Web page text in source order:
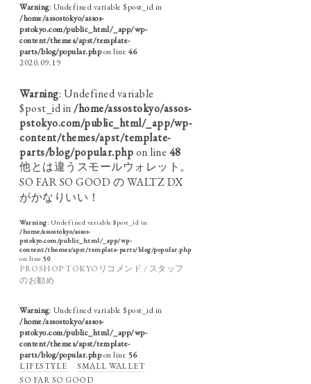
Warning: Undefined variable $post_id in
/home/assostokyo/assos-
pstokyo.com/public_html/_app/wp-
content/themes/apst/template-
parts/blog/popular.phpon line 46
2020.09.19
Warning: Undefined variable
$post_id in/home/assostokyo/assos-
pstokyo.com/public_html/_app/wp-
content/themes/apst/template-
parts/blog/popular.phpon line 48
他とは違うスモールウォレット。
SO FAR SO GOOD の WALTZ DX
がかなりいい！
Warning: Undefined variable $post_id in
/home/assostokyo/assos-
pstokyo.com/public_html/_app/wp-
content/themes/apst/template-parts/blog/popular.php
on line 50
PROSHOP TOKYOリコメンド / スタッフ
のお勧め
Warning: Undefined variable $post_id in
/home/assostokyo/assos-
pstokyo.com/public_html/_app/wp-
content/themes/apst/template-
parts/blog/popular.phpon line 56
LIFESTYLE
SMALL WALLET
SO FAR SO GOOD